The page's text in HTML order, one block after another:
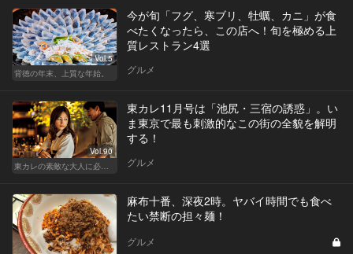
Vol.5
背徳の年末、上質な年始。
今が旬「フグ、寒ブリ、牡蠣、カニ」が食
べたくなったら、この店へ！旬を極める上
質レストラン4選
グルメ
Vol.90
東カレの素敵な大人に必要なこと
東カレ11月号は「池尻・三宿の誘惑」。い
ま東京で最も刺激的なこの街の全貌を解明
する！
グルメ
麻布十番、深夜2時。ヤバイ時間でも食べ
たい禁断の担々麺！
グルメ